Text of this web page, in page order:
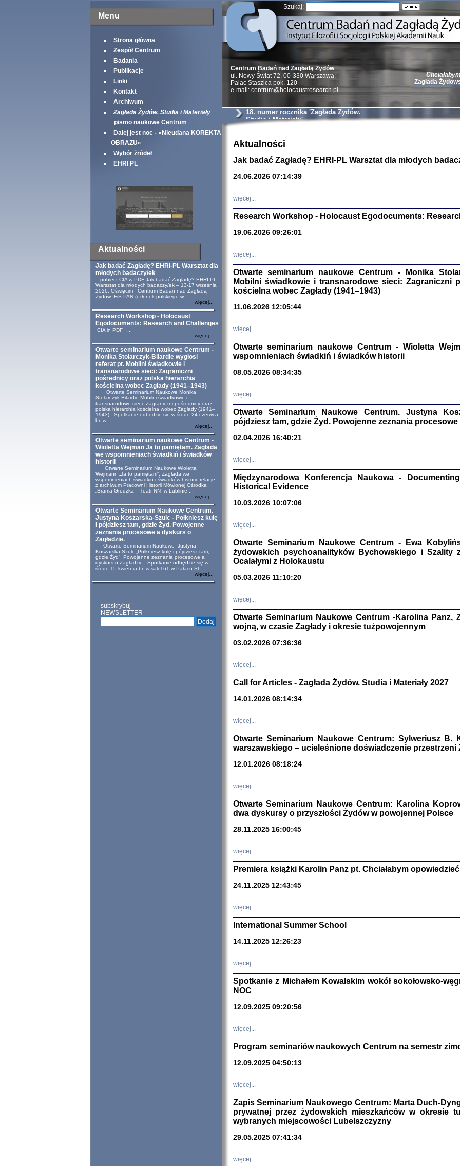
Menu
Strona główna
Zespół Centrum
Badania
Publikacje
Linki
Kontakt
Archiwum
Zagłada Żydów. Studia i Materiały
pismo naukowe Centrum
Dalej jest noc - »Nieudana KOREKTA
OBRAZU«
Wybór źródeł
EHRI PL
Aktualności
Jak badać Zagładę? EHRI-PL Warsztat dla
młodych badaczy/ek
pobierz CfA w PDF Jak badać Zagładę? EHRI-PL
Warsztat dla młodych badaczy/ek – 13-17 września
2026, Oświęcim Centrum Badań nad Zagładą
Żydów IFiS PAN (członek polskiego w...
więcej...
Research Workshop - Holocaust
Egodocuments: Research and Challenges
CfA in PDF ...
więcej...
Otwarte seminarium naukowe Centrum -
Monika Stolarczyk-Bilardie wygłosi
referat pt. Mobilni świadkowie i
transnarodowe sieci: Zagraniczni
pośrednicy oraz polska hierarchia
kościelna wobec Zagłady (1941–1943)
Otwarte Seminarium Naukowe Monika
Stolarczyk-Bilardie Mobilni świadkowie i
transnarodowe sieci: Zagraniczni pośrednicy oraz
polska hierarchia kościelna wobec Zagłady (1941–
1943) Spotkanie odbędzie się w środę 24 czerwca
br. w ...
więcej...
Otwarte seminarium naukowe Centrum -
Wioletta Wejman Ja to pamiętam. Zagłada
we wspomnieniach świadkiń i świadków
historii
Otwarte Seminarium Naukowe Wioletta
Wejmann „Ja to pamiętam”. Zagłada we
wspomnieniach świadkiń i świadków historii: relacje
z archiwum Pracowni Historii Mówionej Ośrodka
„Brama Grodzka – Teatr NN” w Lublinie ...
więcej...
Otwarte Seminarium Naukowe Centrum.
Justyna Koszarska-Szulc - Połkniesz kulę
i pójdziesz tam, gdzie Żyd. Powojenne
zeznania procesowe a dyskurs o
Zagładzie.
Otwarte Seminarium Naukowe Justyna
Koszarska-Szulc „Połkniesz kulę i pójdziesz tam,
gdzie Żyd”. Powojenne zeznania procesowe a
dyskurs o Zagładzie Spotkanie odbędzie się w
środę 15 kwietnia br. w sali 161 w Pałacu St...
więcej...
subskrybuj
NEWSLETTER
Szukaj:
Zagłada
Natalia Aleksiun,
Deborah Dash
Turski, Laurence
oprac.
Warszawa
oprac.
Studia i
nr 17, R. 2021
NIE WIEMY CO
Dziennik
Zagłada
Sewek
'z
CZYTAJĄC
Centrum Badań nad Zagładą Żydów
ul. Nowy Świat 72, 00-330 Warszawa;
Palac Staszica pok. 120
e-mail: centrum@holocaustresearch.pl
18. numer rocznika 'Zagłada Żydów.
Studia i Materiały'
Aktualności
Jak badać Zagładę? EHRI-PL Warsztat dla młodych
24.06.2026 07:14:39
więcej...
Research Workshop - Holocaust Egodocuments:
19.06.2026 09:26:01
więcej...
Otwarte seminarium naukowe Centrum - Monika
Mobilni świadkowie i transnarodowe sieci: Zagraniczni
kościelna wobec Zagłady (1941–1943)
11.06.2026 12:05:44
więcej...
Otwarte seminarium naukowe Centrum - Wioletta
wspomnieniach świadkiń i świadków historii
08.05.2026 08:34:35
więcej...
Otwarte Seminarium Naukowe Centrum. Justyna
pójdziesz tam, gdzie Żyd. Powojenne zeznania procesowe
02.04.2026 16:40:21
więcej...
Międzynarodowa Konferencja Naukowa -
Historical Evidence
10.03.2026 10:07:06
więcej...
Otwarte Seminarium Naukowe Centrum - Ewa
żydowskich psychoanalityków Bychowskiego i
Ocalałymi z Holokaustu
05.03.2026 11:10:20
więcej...
Otwarte Seminarium Naukowe Centrum -Karolina Panz,
wojną, w czasie Zagłady i okresie tużpowojennym
03.02.2026 07:36:36
więcej...
Call for Articles - Zagłada Żydów. Studia i Materiały 2027
14.01.2026 08:14:34
więcej...
Otwarte Seminarium Naukowe Centrum: Sylweriusz B.
warszawskiego – ucieleśnione doświadczenie przestrzeni
12.01.2026 08:18:24
więcej...
Otwarte Seminarium Naukowe Centrum: Karolina
dwa dyskursy o przyszłości Żydów w powojennej Polsce
28.11.2025 16:00:45
więcej...
Premiera książki Karolin Panz pt. Chciałabym
24.11.2025 12:43:45
więcej...
International Summer School
14.11.2025 12:26:23
więcej...
Spotkanie z Michałem Kowalskim wokół sokołowsko-
NOC
12.09.2025 09:20:56
więcej...
Program seminariów naukowych Centrum na semestr
12.09.2025 04:50:13
więcej...
Zapis Seminarium Naukowego Centrum: Marta Duch-
prywatnej przez żydowskich mieszkańców w okresie
wybranych miejscowości Lubelszczyzny
29.05.2025 07:41:34
więcej...